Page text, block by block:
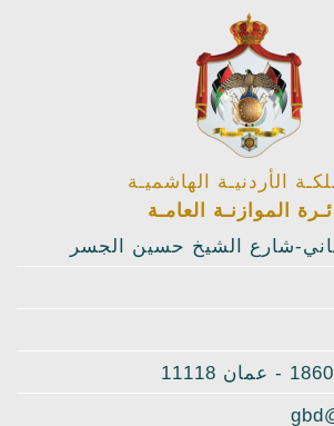
الأردنيـة الهاشميـة
الموازنـة العامـة
شارع الشيخ حسين الجسر